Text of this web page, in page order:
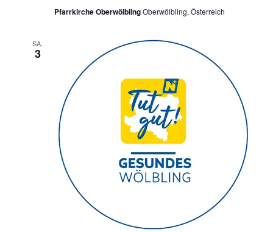
Pfarrkirche OberwölblingOberwölbling, Österreich
SA.
3